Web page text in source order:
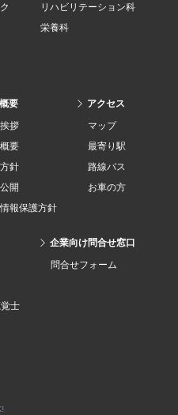
リハビリテーション科
栄養科
要
拶
要
針
開
報保護方針
アクセス
マップ
最寄り駅
路線バス
お車の方
士
企業向け問合せ窓口
問合せフォーム